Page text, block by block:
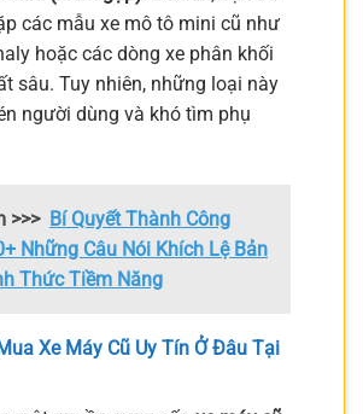
các mẫu xe mô tô mini cũ như
hoặc các dòng xe phân khối
sâu. Tuy nhiên, những loại này
người dùng và khó tìm phụ
>>> Bí Quyết Thành Công
Những Câu Nói Khích Lệ Bản
Thức Tiềm Năng
Xe Máy Cũ Uy Tín Ở Đâu Tại